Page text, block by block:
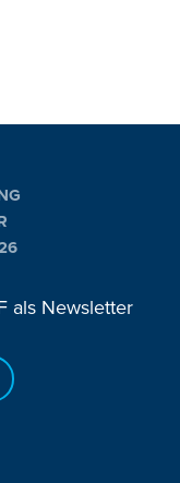
als Newsletter